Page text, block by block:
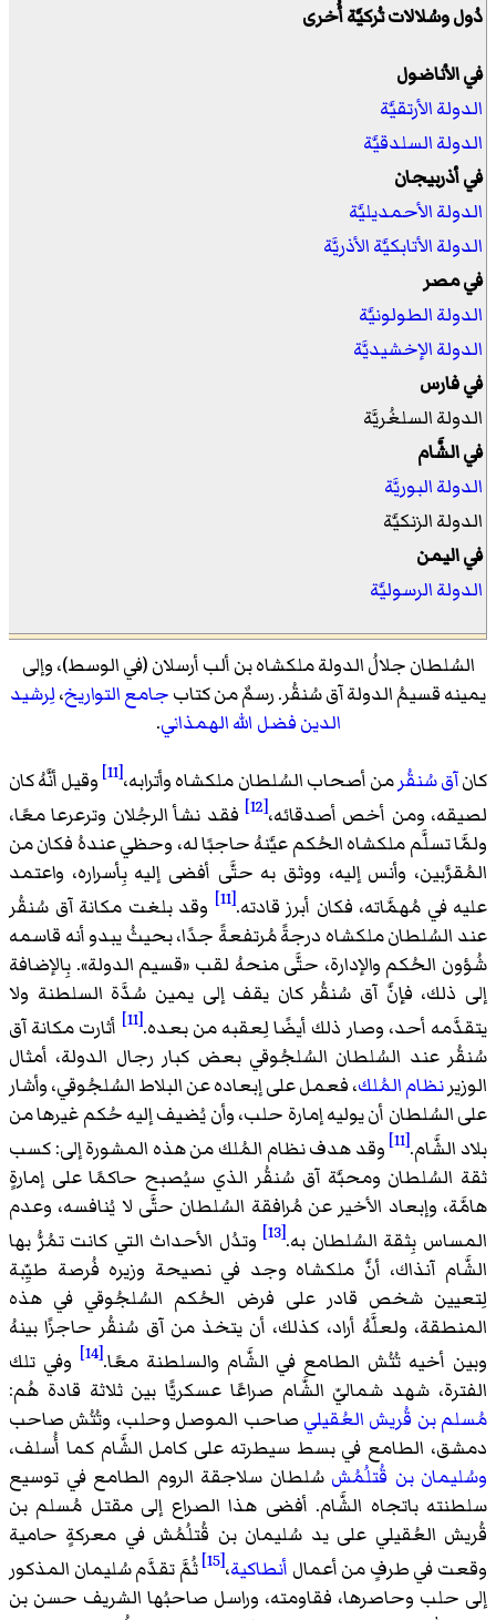
دُول وسُلالات تُركيَّة أُخرى
في الأناضول
الدولة الأرتقيَّة
الدولة السلدقيَّة
في أذربيجان
الدولة الأحمديليَّة
الدولة الأتابكيَّة الأذريَّة
في مصر
الدولة الطولونيَّة
الدولة الإخشيديَّة
في فارس
الدولة السلغُريَّة
في الشَّام
الدولة البوريَّة
الدولة الزنكيَّة
في اليمن
الدولة الرسوليَّة
السُلطان جلالُ الدولة ملكشاه بن ألب أرسلان (في الوسط)، وإلى
يمينه قسيمُ الدولة آق سُنقُر. رسمٌ من كتابجامع التواريخ،لِرشيد
الدين فضل الله الهمذاني.
كانآق سُنقُرمن أصحاب السُلطان ملكشاه وأترابه،[11]
وقيل أنَّهُ كان
لصيقه، ومن أخص أصدقائه،[12]
فقد نشأ الرجُلان وترعرعا معًا،
ولمَّا تسلَّم ملكشاه الحُكم عيَّنهُ حاجبًا له، وحظي عندهُ فكان من
المُقرَّبين، وأنس إليه، ووثق به حتَّى أفضى إليه بِأسراره، واعتمد
عليه في مُهمَّاته، فكان أبرز قادته.[11]
وقد بلغت مكانة آق سُنقُر
عند السُلطان ملكشاه درجةً مُرتفعةً جدًا، بحيثُ يبدو أنه قاسمه
شُؤون الحُكم والإدارة، حتَّى منحهُ لقب «قسيم الدولة». بِالإضافة
إلى ذلك، فإنَّ آق سُنقُر كان يقف إلى يمين سُدَّة السلطنة ولا
يتقدَّمه أحد، وصار ذلك أيضًا لِعقبه من بعده.[11]
أثارت مكانة آق
سُنقُر عند السُلطان السُلجُوقي بعض كبار رجال الدولة، أمثال
الوزيرنظام المُلك، فعمل على إبعاده عن البلاط السُلجُوقي، وأشار
على السُلطان أن يوليه إمارة حلب، وأن يُضيف إليه حُكم غيرها من
بلاد الشَّام.[11]
وقد هدف نظام المُلك من هذه المشورة إلى: كسب
ثقة السُلطان ومحبَّة آق سُنقُر الذي سيُصبح حاكمًا على إمارةٍ
هامَّة، وإبعاد الأخير عن مُرافقة السُلطان حتَّى لا يُنافسه، وعدم
المساس بِثقة السُلطان به.[13]
وتدُل الأحداث التي كانت تمُرُّ بها
الشَّام آنذاك، أنَّ ملكشاه وجد في نصيحة وزيره فُرصة طيِّبة
لِتعيين شخص قادر على فرض الحُكم السُلجُوقي في هذه
المنطقة، ولعلَّهُ أراد، كذلك، أن يتخذ من آق سُنقُر حاجزًا بينهُ
وبين أخيه تُتُش الطامع في الشَّام والسلطنة معًا.[14]
وفي تلك
الفترة، شهد شماليّ الشَّام صراعًا عسكريًّا بين ثلاثة قادة هُم:
مُسلم بن قُريش العُقيلي صاحب الموصل وحلب، وتُتُش صاحب
دمشق، الطامع في بسط سيطرته على كامل الشَّام كما أُسلف،
وسُليمان بن قُتلُمُش سُلطان سلاجقة الروم الطامع في توسيع
سلطنته باتجاه الشَّام. أفضى هذا الصراع إلى مقتل مُسلم بن
قُريش العُقيلي على يد سُليمان بن قُتلُمُش في معركةٍ حامية
وقعت في طرفٍ من أعمال أنطاكية،[15]
ثُمَّ تقدَّم سُليمان المذكور
إلى حلب وحاصرها، فقاومته، وراسل صاحبُها الشريف حسن بن